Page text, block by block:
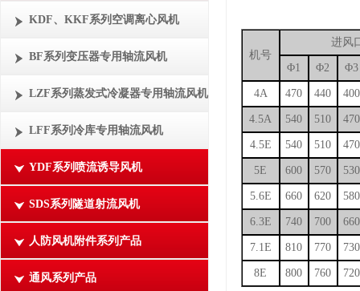
KDF、KKF系列空调离心风机
BF系列变压器专用轴流风机
LZF系列蒸发式冷凝器专用轴流风机
LFF系列冷库专用轴流风机
YDF系列喷流诱导风机
SDS系列隧道射流风机
人防风机附件系列产品
通风系列产品
机号
进风
Φ1 Φ2 Φ3
4A 470 440 400
4.5A 540 510 470
4.5E 540 510 470
5E 600 570 530
5.6E 660 620 580
6.3E 740 700 660
7.1E 810 770 730
8E 800 760 720